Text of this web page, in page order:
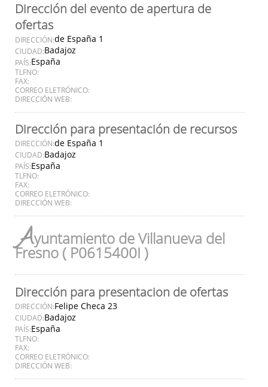
Dirección del evento de apertura de
ofertas
DIRECCIÓN:de España 1
CIUDAD:Badajoz
PAÍS:España
TLFNO:
FAX:
CORREO ELETRÓNICO:
DIRECCIÓN WEB:
Dirección para presentación de recursos
DIRECCIÓN:de España 1
CIUDAD:Badajoz
PAÍS:España
TLFNO:
FAX:
CORREO ELETRÓNICO:
DIRECCIÓN WEB:
Ayuntamiento de Villanueva del
Fresno ( P0615400I )
Dirección para presentacion de ofertas
DIRECCIÓN:Felipe Checa 23
CIUDAD:Badajoz
PAÍS:España
TLFNO:
FAX:
CORREO ELETRÓNICO:
DIRECCIÓN WEB: